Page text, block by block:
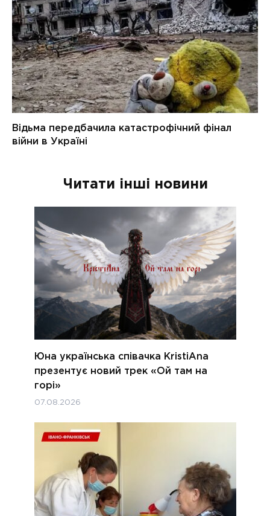
Читати інші новини
Юна українська співачка KristiAna
презентує новий трек «Ой там на
горі»
07.08.2026